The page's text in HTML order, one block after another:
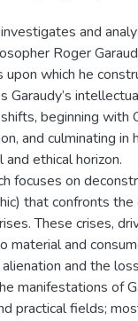
and
Roger
upon which he
Garaudy’s
beginning with
and culminating
and ethical horizon.
focuses on
that confronts
These crises,
material and
and the
manifestations of
practical fields;